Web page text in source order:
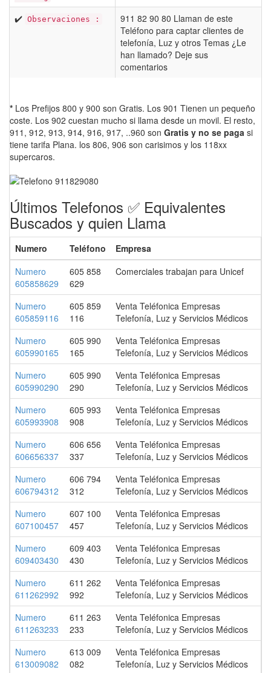
✔️ Observaciones :
911 82 90 80 Llaman de este
Teléfono para captar clientes de
telefonía, Luz y otros Temas ¿Le
han llamado? Deje sus
comentarios
* Los Prefijos 800 y 900 son Gratis. Los 901 Tienen un pequeño
coste. Los 902 cuestan mucho si llama desde un movil. El resto,
911, 912, 913, 914, 916, 917, ..960 son Gratis y no se paga si
tiene tarifa Plana. los 806, 906 son carisimos y los 118xx
supercaros.
Últimos Telefonos ✅ Equivalentes
Buscados y quien Llama
Numero Teléfono
Empresa
Numero
605858629
605 858
629
Comerciales trabajan para Unicef
Numero
605859116
605 859
116
Venta Teléfonica Empresas
Telefonía, Luz y Servicios Médicos
Numero
605990165
605 990
165
Venta Teléfonica Empresas
Telefonía, Luz y Servicios Médicos
Numero
605990290
605 990
290
Venta Teléfonica Empresas
Telefonía, Luz y Servicios Médicos
Numero
605993908
605 993
908
Venta Teléfonica Empresas
Telefonía, Luz y Servicios Médicos
Numero
606656337
606 656
337
Venta Teléfonica Empresas
Telefonía, Luz y Servicios Médicos
Numero
606794312
606 794
312
Venta Teléfonica Empresas
Telefonía, Luz y Servicios Médicos
Numero
607100457
607 100
457
Venta Teléfonica Empresas
Telefonía, Luz y Servicios Médicos
Numero
609403430
609 403
430
Venta Teléfonica Empresas
Telefonía, Luz y Servicios Médicos
Numero
611262992
611 262
992
Venta Teléfonica Empresas
Telefonía, Luz y Servicios Médicos
Numero
611263233
611 263
233
Venta Teléfonica Empresas
Telefonía, Luz y Servicios Médicos
Numero
613009082
613 009
082
Venta Teléfonica Empresas
Telefonía, Luz y Servicios Médicos